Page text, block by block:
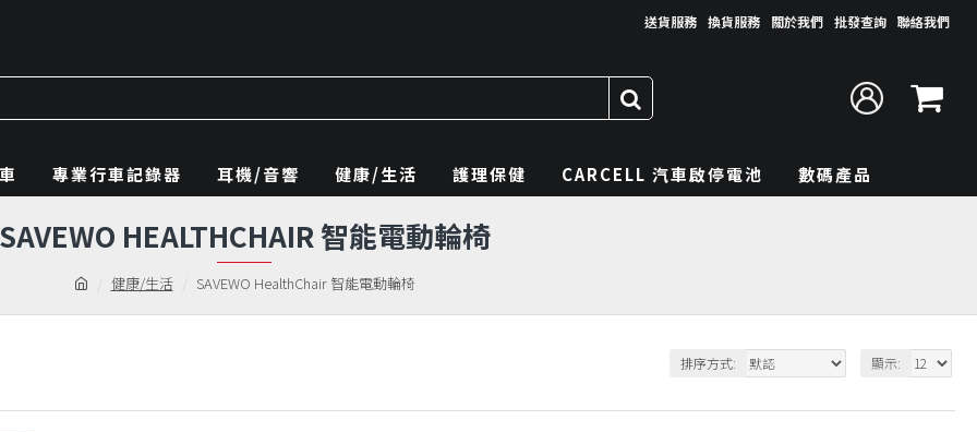
送貨服務 換貨服務 關於我們 批發查詢 聯絡我們
專業行車記錄器 耳機/音響 健康/生活 護理保健 CARCELL 汽車啟停電池 數碼產品
健康/生活 SAVEWO HealthChair 智能電動輪椅
HEALTHCHAIR 智能電動輪椅
排序方式: 顯示: